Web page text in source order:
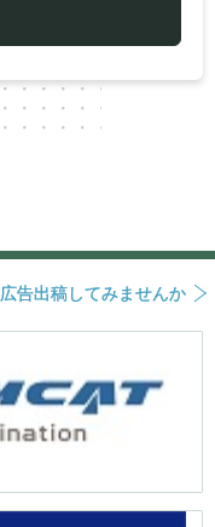
広告出稿してみませんか